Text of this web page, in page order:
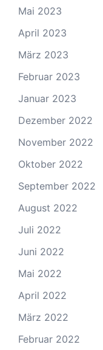
Mai 2023
April 2023
März 2023
Februar 2023
Januar 2023
Dezember 2022
November 2022
Oktober 2022
September 2022
August 2022
Juli 2022
Juni 2022
Mai 2022
April 2022
März 2022
Februar 2022